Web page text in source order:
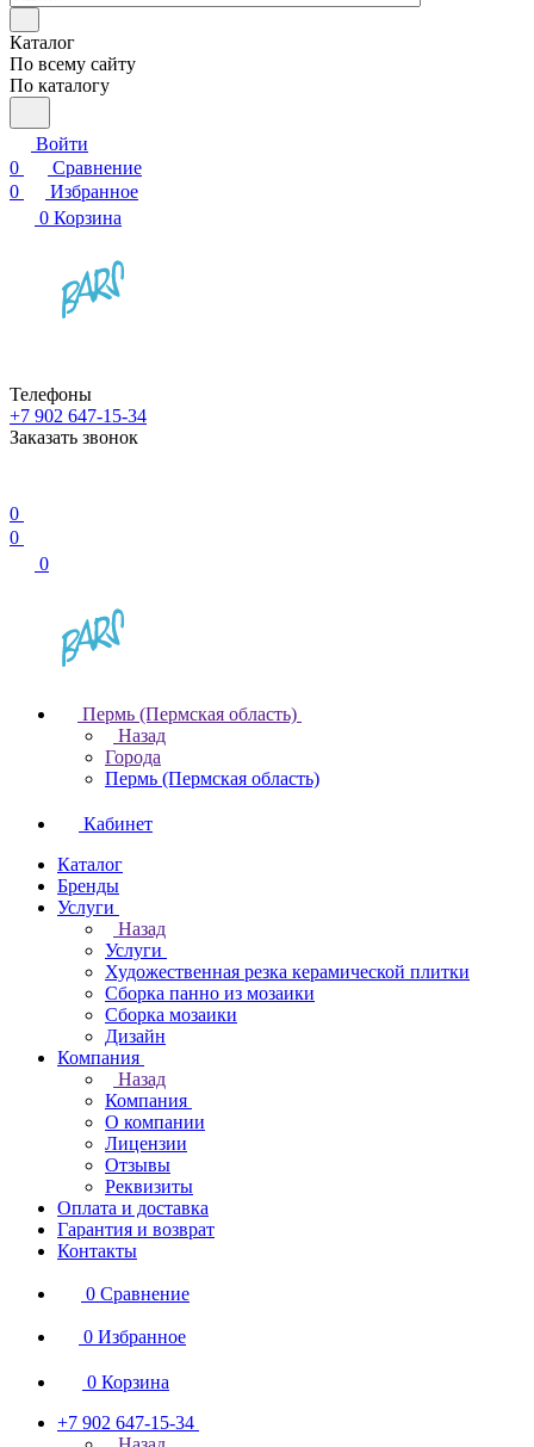
Каталог
По всему сайту
По каталогу
Войти
0
Сравнение
0
Избранное
0 Корзина
Телефоны
+7 902 647-15-34
Заказать звонок
0
0
0
Пермь (Пермская область)
Назад
Города
Пермь (Пермская область)
Кабинет
Каталог
Бренды
Услуги
Назад
Услуги
Художественная резка керамической плитки
Сборка панно из мозаики
Сборка мозаики
Дизайн
Компания
Назад
Компания
О компании
Лицензии
Отзывы
Реквизиты
Оплата и доставка
Гарантия и возврат
Контакты
0 Сравнение
0 Избранное
0 Корзина
+7 902 647-15-34